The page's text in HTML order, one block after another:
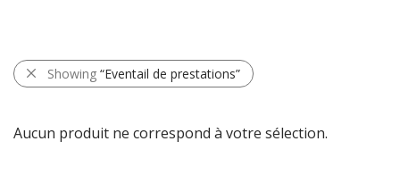
Showing “Eventail de prestations”
Aucun produit ne correspond à votre sélection.